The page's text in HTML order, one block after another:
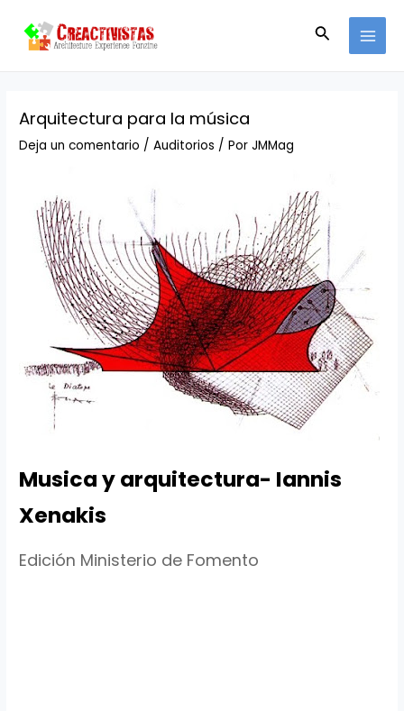
contenido
Buscar
Arquitectura para la música
Deja un comentario /Auditorios / PorJMMag
Musica y arquitectura- Iannis
Xenakis
Edición Ministerio de Fomento
de
entradas